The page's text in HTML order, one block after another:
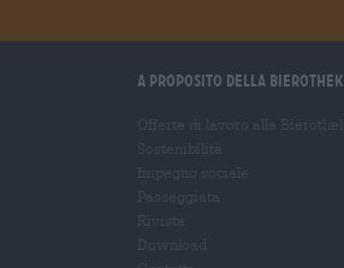
A proposito della Bierothek